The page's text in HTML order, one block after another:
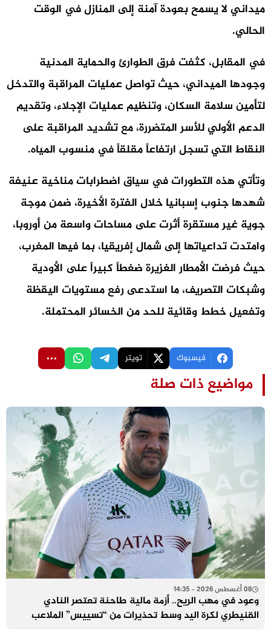
ميداني لا يسمح بعودة آمنة إلى المنازل في الوقت
الحالي.
في المقابل، كثفت فرق الطوارئ والحماية المدنية
وجودها الميداني، حيث تواصل عمليات المراقبة والتدخل
لتأمين سلامة السكان، وتنظيم عمليات الإجلاء، وتقديم
الدعم الأولي للأسر المتضررة، مع تشديد المراقبة على
النقاط التي تسجل ارتفاعاً مقلقاً في منسوب المياه.
وتأتي هذه التطورات في سياق اضطرابات مناخية عنيفة
شهدها جنوب إسبانيا خلال الفترة الأخيرة، ضمن موجة
جوية غير مستقرة أثرت على مساحات واسعة من أوروبا،
وامتدت تداعياتها إلى شمال إفريقيا، بما فيها المغرب،
حيث فرضت الأمطار الغزيرة ضغطاً كبيراً على الأودية
وشبكات التصريف، ما استدعى رفع مستويات اليقظة
وتفعيل خطط وقائية للحد من الخسائر المحتملة.
فيسبوك تويتر
مواضيع ذات صلة
08 أغسطس 2026 - 14:35
وعود في مهب الريح.. أزمة مالية طاحنة تعتصر النادي
القنيطري لكرة اليد وسط تحذيرات من “تسييس” الملاعب